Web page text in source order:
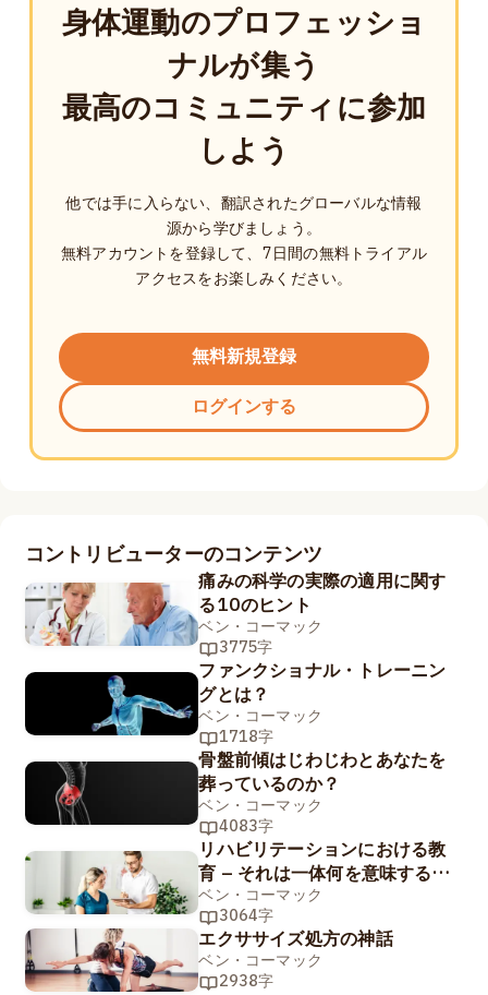
身体運動のプロフェッショ
ナルが集う
最高のコミュニティに参加
しよう
他では手に入らない、翻訳されたグローバルな情報
源から学びましょう。
無料アカウントを登録して、7日間の無料トライアル
アクセスをお楽しみください。
無料新規登録
ログインする
コントリビューターのコンテンツ
痛みの科学の実際の適用に関す
る10のヒント
ベン・コーマック
3775字
ファンクショナル・トレーニン
グとは？
ベン・コーマック
1718字
骨盤前傾はじわじわとあなたを
葬っているのか？
ベン・コーマック
4083字
リハビリテーションにおける教
育 – それは一体何を意味するの
か…?
ベン・コーマック
3064字
エクササイズ処方の神話
ベン・コーマック
2938字